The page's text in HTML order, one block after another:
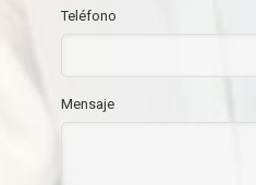
Teléfono
Mensaje